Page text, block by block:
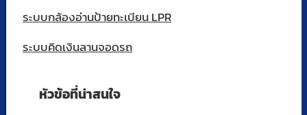
ระบบกล้องอ่านป้ายทะเบียน LPR
ระบบคิดเงินลานจอดรถ
หัวข้อที่น่าสนใจ